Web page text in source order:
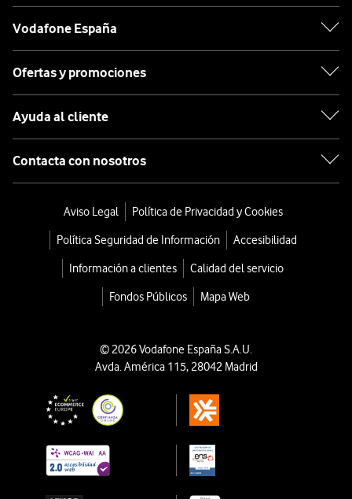
Vodafone España
Ofertas y promociones
Ayuda al cliente
Contacta con nosotros
Aviso Legal
Política de Privacidad y Cookies
Política Seguridad de Información
Accesibilidad
Información a clientes
Calidad del servicio
Fondos Públicos
Mapa Web
© 2026 Vodafone España S.A.U.
Avda. América 115, 28042 Madrid